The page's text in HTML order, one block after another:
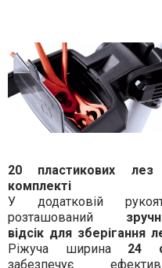
20 пластикових
комплекті
У додатковій
розташований
відсік для зберігання
Ріжуча ширина 24
забезпечує